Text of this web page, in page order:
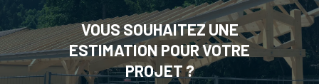
VOUS SOUHAITEZ UNE
ESTIMATION POUR VOTRE
PROJET ?